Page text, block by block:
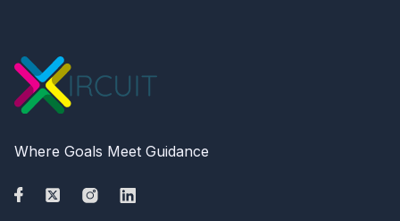
Where Goals Meet Guidance